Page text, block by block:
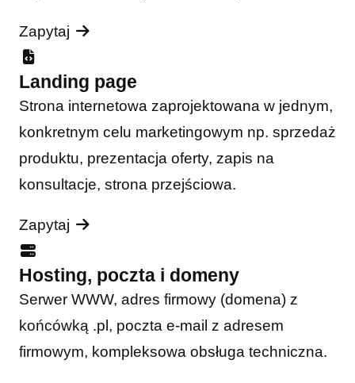
Zapytaj
Landing page
Strona internetowa zaprojektowana w jednym,
konkretnym celu marketingowym np. sprzedaż
produktu, prezentacja oferty, zapis na
konsultacje, strona przejściowa.
Zapytaj
Hosting, poczta i domeny
Serwer WWW, adres firmowy (domena) z
końcówką .pl, poczta e-mail z adresem
firmowym, kompleksowa obsługa techniczna.